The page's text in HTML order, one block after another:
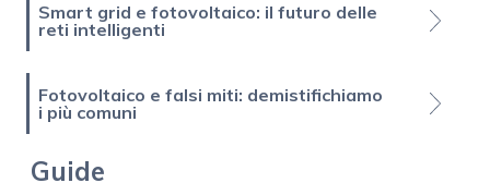
Smart grid e fotovoltaico: il futuro delle
reti intelligenti
Fotovoltaico e falsi miti: demistifichiamo
i più comuni
Guide